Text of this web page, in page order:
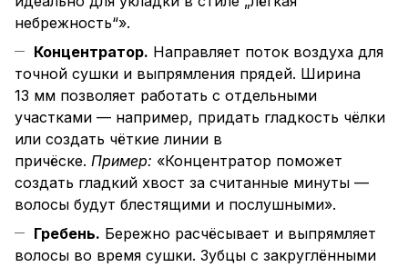
небрежность“».
Концентратор. Направляет поток воздуха для
точной сушки и выпрямления прядей. Ширина
13 мм позволяет работать с отдельными
участками — например, придать гладкость чёлки
или создать чёткие линии в
причёске. Пример: «Концентратор поможет
создать гладкий хвост за считанные минуты —
волосы будут блестящими и послушными».
Гребень. Бережно расчёсывает и выпрямляет
волосы во время сушки. Зубцы с закруглёнными